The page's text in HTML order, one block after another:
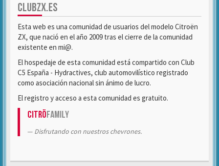
CLUBZX.ES
Esta web es una comunidad de usuarios del modelo Citroën
ZX, que nació en el año 2009 tras el cierre de la comunidad
existente en mi@.
El hospedaje de esta comunidad está compartido con Club
C5 España - Hydractives, club automovilístico registrado
como asociación nacional sin ánimo de lucro.
El registro y acceso a esta comunidad es gratuito.
CitröFamily
Disfrutando con nuestros chevrones.